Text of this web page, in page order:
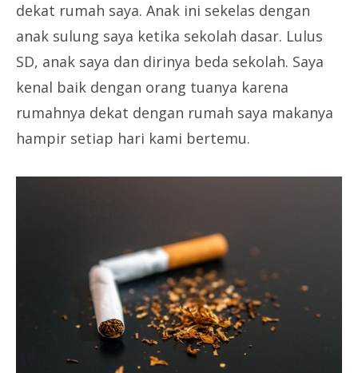
dekat rumah saya. Anak ini sekelas dengan
anak sulung saya ketika sekolah dasar. Lulus
SD, anak saya dan dirinya beda sekolah. Saya
kenal baik dengan orang tuanya karena
rumahnya dekat dengan rumah saya makanya
hampir setiap hari kami bertemu.